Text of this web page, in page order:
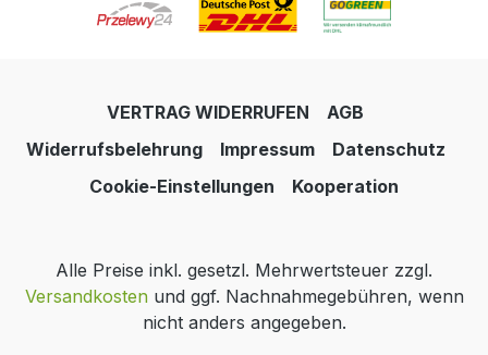
VERTRAG WIDERRUFEN
AGB
Widerrufsbelehrung
Impressum
Datenschutz
Cookie-Einstellungen
Kooperation
Alle Preise inkl. gesetzl. Mehrwertsteuer zzgl.
Versandkostenund ggf. Nachnahmegebühren, wenn
nicht anders angegeben.